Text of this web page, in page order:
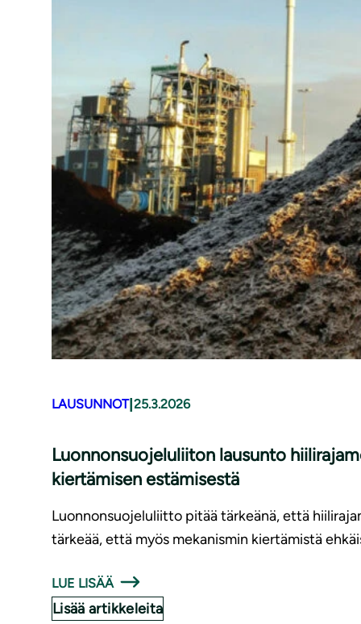
LAUSUNNOT|25.3.2026
Luonnonsuojeluliiton lausunto
kiertämisen estämisestä
Luonnonsuojeluliitto pitää tärkeänä, että
tärkeää, että myös mekanismin kiertämistä
LUE LISÄÄ
Lisää artikkeleita